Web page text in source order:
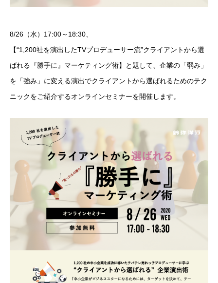
8/26（水）17:00～18:30、
【“1,200社を演出したTVプロデューサー流”クライアントから選
ばれる『勝手に』マーケティング術】と題して、企業の「弱み」
を「強み」に変える演出でクライアントから選ばれるためのテク
ニックをご紹介するオンラインセミナーを開催します。